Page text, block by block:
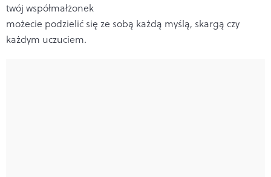
twój współmałżonek
możecie podzielić się ze sobą każdą myślą, skargą czy
każdym uczuciem.